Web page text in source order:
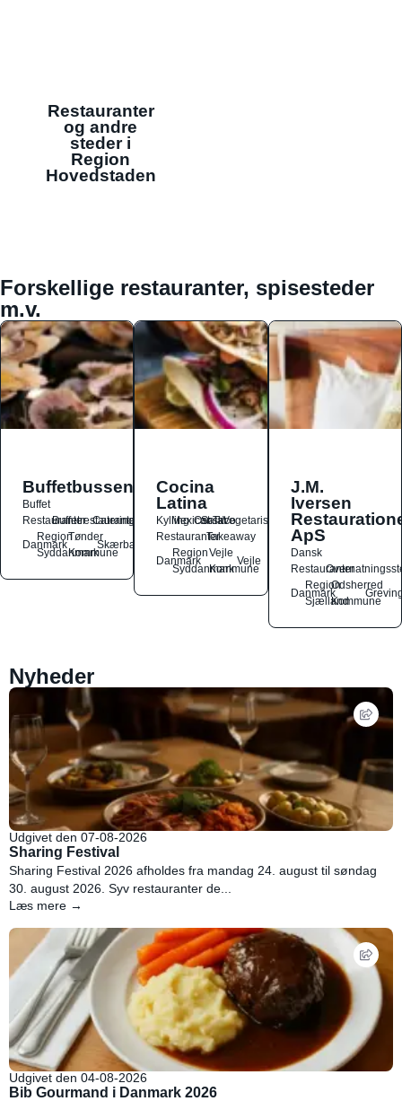
Restauranter
og andre
steder i
Region
Hovedstaden
Forskellige restauranter, spisesteder
m.v.
Buffetbussen
Buffet
Restauranter
Buffetrestauranter
Catering
Danmark
Region
Syddanmark
Tønder
Kommune
Skærbæk
Cocina
Latina
Kylling
Mexicansk
OstSalat
TacoVegetarisk
RestauranterTakeaway
Danmark
Region
Syddanmark
Vejle
Kommune
Vejle
J.M.
Iversen
ApS
Dansk
Restauranter
Danmark
Region
Sjælland
Odsherred
Kommune
Nyheder
Udgivet den 07-08-2026
Sharing Festival
Sharing Festival 2026 afholdes fra mandag 24. august til søndag
30. august 2026. Syv restauranter de...
Læs mere →
Udgivet den 04-08-2026
Bib Gourmand i Danmark 2026